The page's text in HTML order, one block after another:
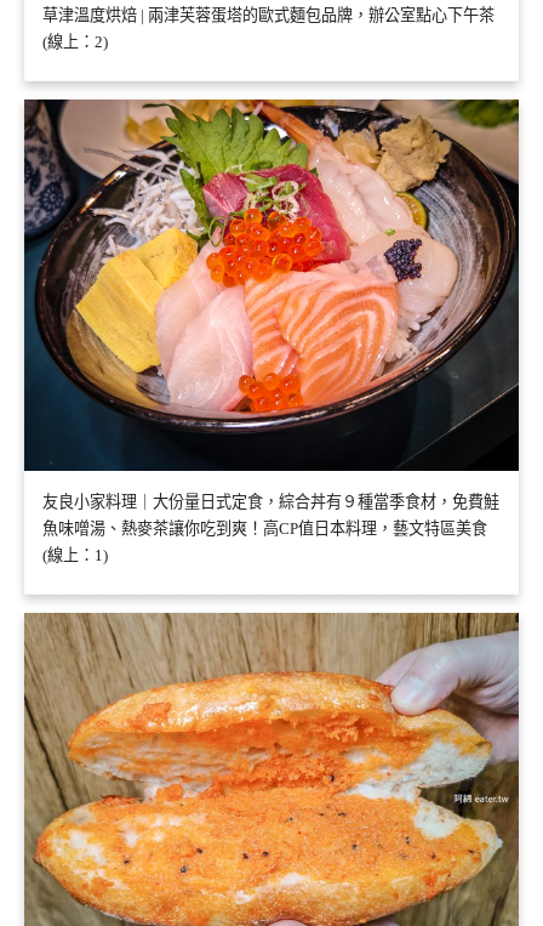
草津溫度烘焙 | 兩津芙蓉蛋塔的歐式麵包品牌，辦公室點心下午茶
(線上：2)
友良小家料理｜大份量日式定食，綜合丼有９種當季食材，免費鮭
魚味噌湯、熱麥茶讓你吃到爽！高CP值日本料理，藝文特區美食
(線上：1)